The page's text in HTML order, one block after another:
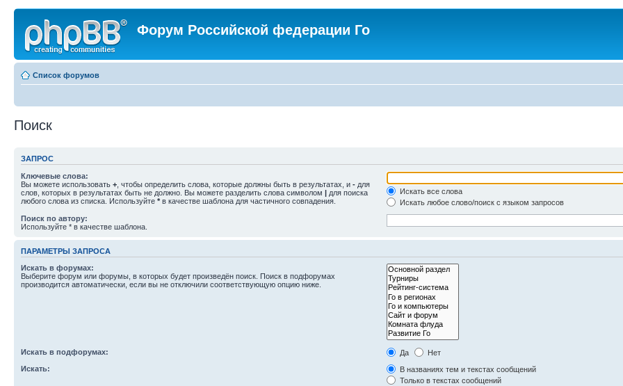
Форум Российской федерации Го
Список форумов
Поиск
ЗАПРОС
Ключевые слова:
Вы можете использовать + , чтобы определить слова, которые должны быть в результатах, и - для
слов, которых в результатах быть не должно. Вы можете разделить слова символом | для поиска
любого слова из списка. Используйте * в качестве шаблона для частичного совпадения.
Искать все слова
Искать любое слово/поиск с языком запросов
Поиск по автору:
Используйте * в качестве шаблона.
ПАРАМЕТРЫ ЗАПРОСА
Искать в форумах:
Выберите форум или форумы, в которых будет произведён поиск. Поиск в подфорумах
производится автоматически, если вы не отключили соответствующую опцию ниже.
Искать в подфорумах: Да
Нет
Искать:
В названиях тем и текстах сообщений
Только в текстах сообщений